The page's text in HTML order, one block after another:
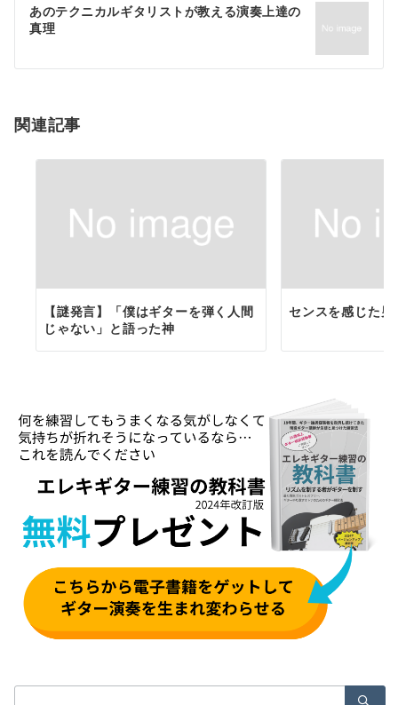
ゲ
ー
シ
ン
あのテクニカルギタリストが教える演奏上達の
真理
関連記事
【謎発言】「僕はギターを弾く人間
じゃない」と語った神
センスを感じた男